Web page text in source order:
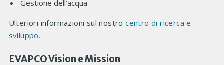
Gestione dell’acqua
Ulteriori informazioni sul nostrocentro di ricerca e
sviluppo..
EVAPCO Vision e Mission